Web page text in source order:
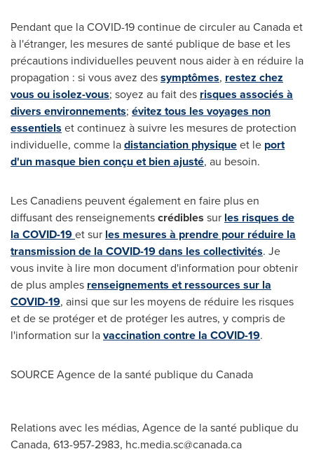
Pendant que la COVID-19 continue de circuler au Canadaet
à l'étranger, les mesures de santé publique de base et les
précautions individuelles peuvent nous aider à en réduire la
propagation : si vous avez dessymptômes, restez chez
vous ou isolez-vous; soyez au fait des risques associés à
divers environnements; évitez tous les voyages non
essentiels et continuez à suivre les mesures de protection
individuelle, comme ladistanciation physiqueet le port
d'un masque bien conçu et bien ajusté, au besoin.
Les Canadiens peuvent également en faire plus en
diffusant des renseignementscrédibles sur les risques de
la COVID-19et sur les mesures à prendre pour réduire la
transmission de la COVID-19 dans les collectivités. Je
vous invite à lire mon document d'information pour obtenir
de plus amples renseignements et ressources sur la
COVID-19, ainsi que sur les moyens de réduire les risques
et de se protéger et de protéger les autres, y compris de
l'information sur lavaccination contre la COVID-19.
SOURCE Agence de la santé publique du Canada
Relations avec les médias, Agence de la santé publique du
Canada, 613-957-2983, hc.media.sc@canada.ca